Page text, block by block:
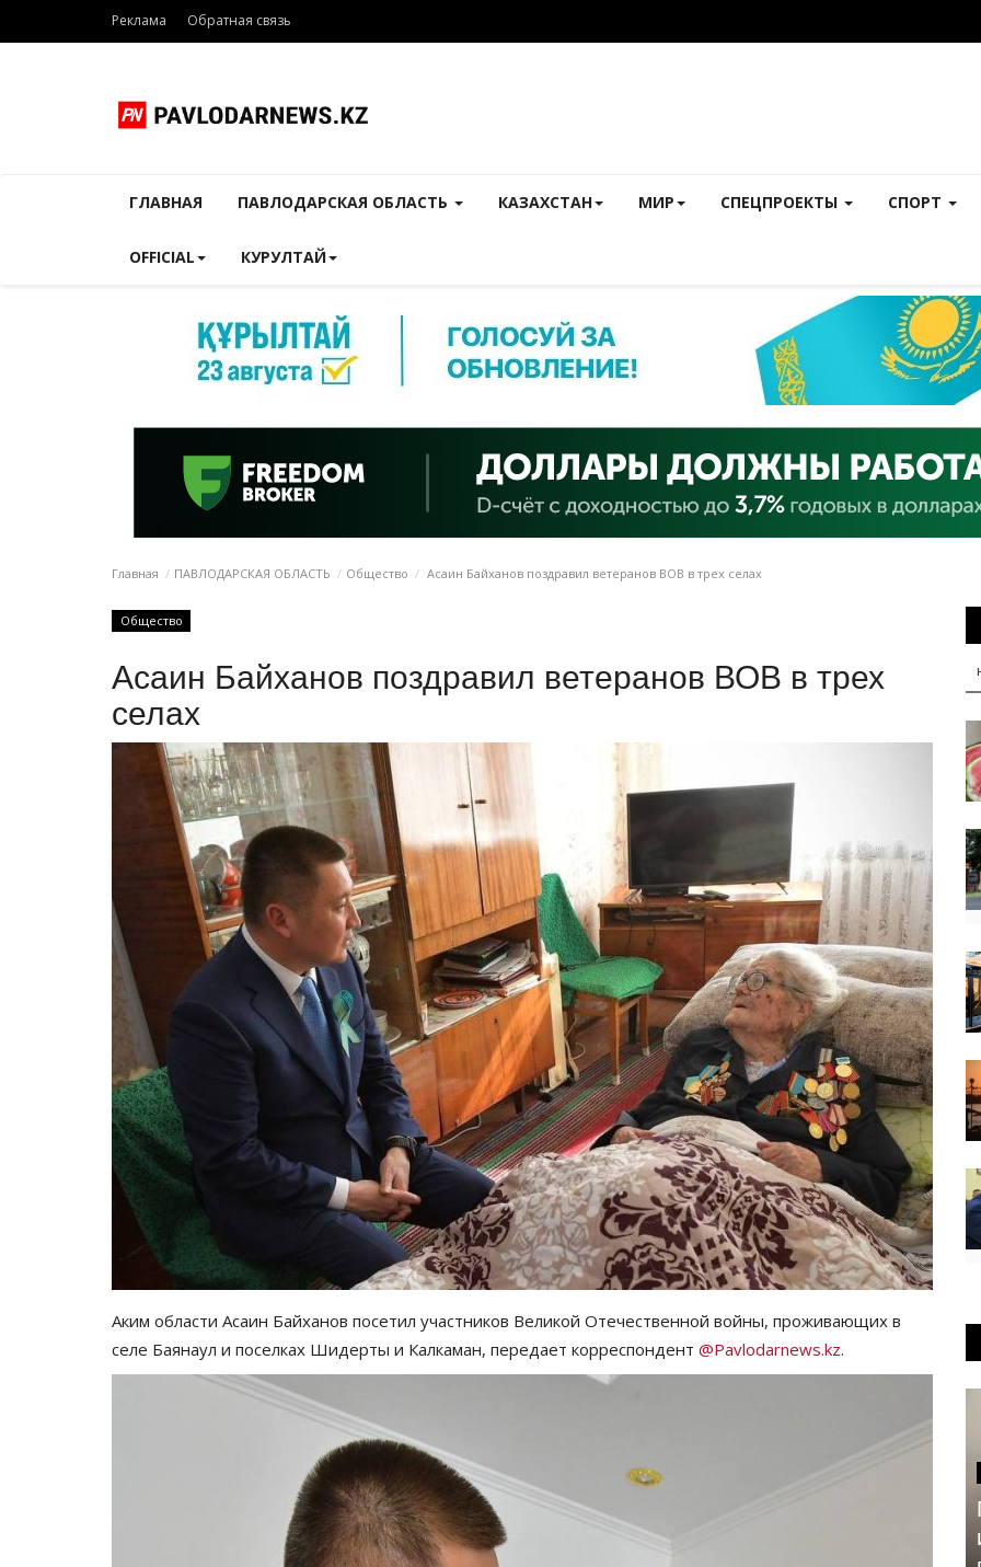
Реклама Обратная связь
ГЛАВНАЯ ПАВЛОДАРСКАЯ ОБЛАСТЬ КАЗАХСТАН МИР СПЕЦПРОЕКТЫ СПОРТ
OFFICIAL КУРУЛТАЙ
Главная ПАВЛОДАРСКАЯ ОБЛАСТЬ Общество Асаин Байханов поздравил ветеранов ВОВ в трех селах
Общество
Асаин Байханов поздравил ветеранов ВОВ в трех
селах
Аким области Асаин Байханов посетил участников Великой Отечественной войны, проживающих в
селе Баянаул и поселках Шидерты и Калкаман, передает корреспондент @Pavlodarnews.kz.